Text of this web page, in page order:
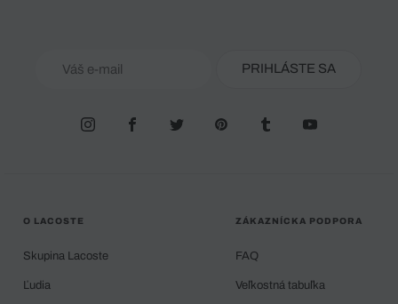
PRIHLÁSTE SA
O LACOSTE
Skupina Lacoste
Ľudia
ZÁKAZNÍCKA PODPORA
FAQ
Veľkostná tabuľka